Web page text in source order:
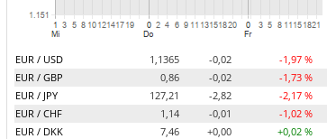
EUR / USD 1,1365 -0,02
-1,97 %
EUR / GBP
0,86 -0,02
-1,73 %
EUR / JPY
127,21 -2,82
-2,17 %
EUR / CHF
1,14 -0,01
-1,02 %
EUR / DKK
7,46 +0,00
+0,02 %